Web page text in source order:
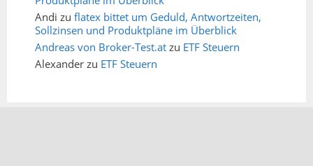
Andi zu flatex bittet um Geduld, Antwortzeiten,
Sollzinsen und Produktpläne im Überblick
Andreas von Broker-Test.at zu ETF Steuern
Alexander zu ETF Steuern